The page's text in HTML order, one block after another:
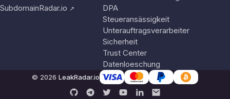
SubdomainRadar.io ↗
DPA
Steueransässigkeit
Unterauftragsverarbeiter
Sicherheit
Trust Center
Datenloeschung
© 2026 LeakRadar.io